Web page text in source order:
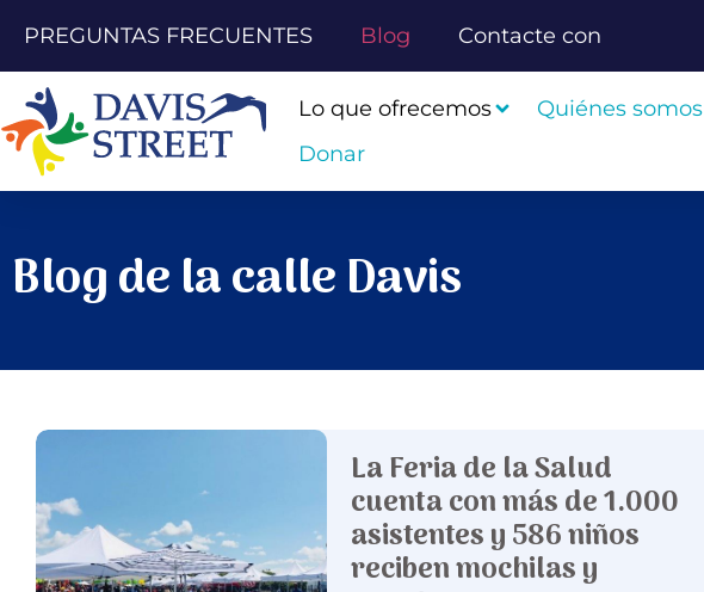
PREGUNTAS FRECUENTES Blog Contacte con
Lo que ofrecemos Quiénes somos
Donar
Blog de la calle Davis
La Feria de la Salud
cuenta con más de 1.000
asistentes y 586 niños
reciben mochilas y